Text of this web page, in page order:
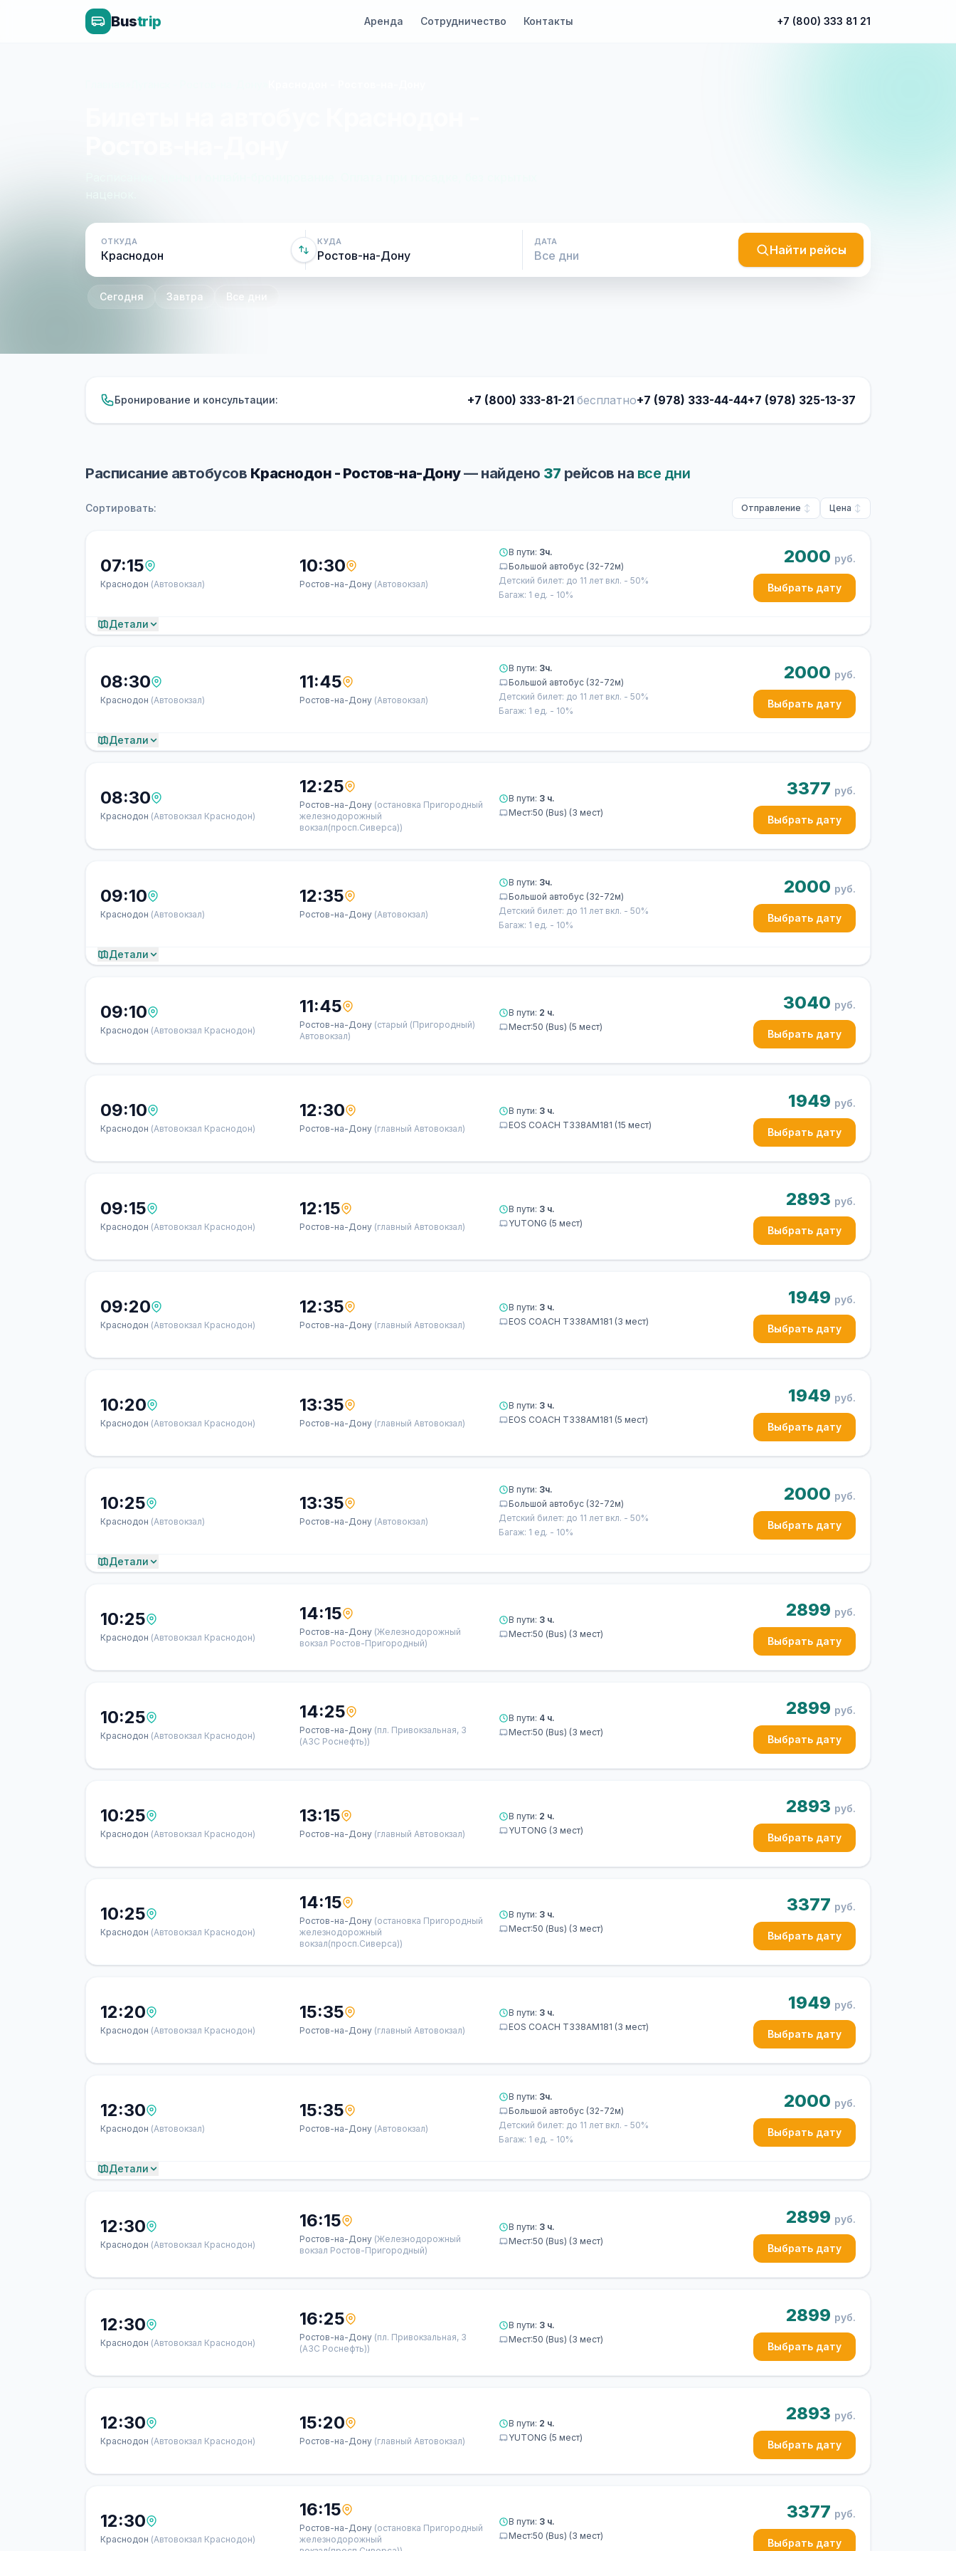
Bustrip Аренда Сотрудничество Контакты +7 (800) 333 81 21
ОТКУДА КУДА ДАТА
Найти рейсы
Сегодня Завтра Все дни
Бронирование и консультации: +7 (800) 333-81-21 бесплатно+7 (978) 333-44-44+7 (978) 325-13-37
Расписание автобусов Краснодон - Ростов-на-Дону— найдено 37 рейсов на все дни
Сортировать: Отправление Цена
07:15
Краснодон (Автовокзал)
10:30
Ростов-на-Дону (Автовокзал)
В пути: 3ч.
Большой автобус (32-72м)
Детский билет: до 11 лет вкл. - 50%
Багаж: 1 ед. - 10%
2000 руб.
Выбрать дату
Детали
08:30
Краснодон (Автовокзал)
11:45
Ростов-на-Дону (Автовокзал)
В пути: 3ч.
Большой автобус (32-72м)
Детский билет: до 11 лет вкл. - 50%
Багаж: 1 ед. - 10%
2000 руб.
Выбрать дату
Детали
08:30
Краснодон (Автовокзал Краснодон)
12:25
Ростов-на-Дону (остановка Пригородный
железнодорожный
вокзал(просп.Сиверса))
В пути: 3 ч.
Мест:50 (Bus) (3 мест)
3377 руб.
Выбрать дату
09:10
Краснодон (Автовокзал)
12:35
Ростов-на-Дону (Автовокзал)
В пути: 3ч.
Большой автобус (32-72м)
Детский билет: до 11 лет вкл. - 50%
Багаж: 1 ед. - 10%
2000 руб.
Выбрать дату
Детали
09:10
Краснодон (Автовокзал Краснодон)
11:45
Ростов-на-Дону (старый (Пригородный)
Автовокзал)
В пути: 2 ч.
Мест:50 (Bus) (5 мест)
3040 руб.
Выбрать дату
09:10
Краснодон (Автовокзал Краснодон)
12:30
Ростов-на-Дону (главный Автовокзал)
В пути: 3 ч.
ЕОS СОАСН Т338АМ181 (15 мест)
1949 руб.
Выбрать дату
09:15
Краснодон (Автовокзал Краснодон)
12:15
Ростов-на-Дону (главный Автовокзал)
В пути: 3 ч.
YUTONG (5 мест)
2893 руб.
Выбрать дату
09:20
Краснодон (Автовокзал Краснодон)
12:35
Ростов-на-Дону (главный Автовокзал)
В пути: 3 ч.
ЕОS СОАСН Т338АМ181 (3 мест)
1949 руб.
Выбрать дату
10:20
Краснодон (Автовокзал Краснодон)
13:35
Ростов-на-Дону (главный Автовокзал)
В пути: 3 ч.
ЕОS СОАСН Т338АМ181 (5 мест)
1949 руб.
Выбрать дату
10:25
Краснодон (Автовокзал)
13:35
Ростов-на-Дону (Автовокзал)
В пути: 3ч.
Большой автобус (32-72м)
Детский билет: до 11 лет вкл. - 50%
Багаж: 1 ед. - 10%
2000 руб.
Выбрать дату
Детали
10:25
Краснодон (Автовокзал Краснодон)
14:15
Ростов-на-Дону (Железнодорожный
вокзал Ростов-Пригородный)
В пути: 3 ч.
Мест:50 (Bus) (3 мест)
2899 руб.
Выбрать дату
10:25
Краснодон (Автовокзал Краснодон)
14:25
Ростов-на-Дону (пл. Привокзальная, 3
(АЗС Роснефть))
В пути: 4 ч.
Мест:50 (Bus) (3 мест)
2899 руб.
Выбрать дату
10:25
Краснодон (Автовокзал Краснодон)
13:15
Ростов-на-Дону (главный Автовокзал)
В пути: 2 ч.
YUTONG (3 мест)
2893 руб.
Выбрать дату
10:25
Краснодон (Автовокзал Краснодон)
14:15
Ростов-на-Дону (остановка Пригородный
железнодорожный
вокзал(просп.Сиверса))
В пути: 3 ч.
Мест:50 (Bus) (3 мест)
3377 руб.
Выбрать дату
12:20
Краснодон (Автовокзал Краснодон)
15:35
Ростов-на-Дону (главный Автовокзал)
В пути: 3 ч.
ЕОS СОАСН Т338АМ181 (3 мест)
1949 руб.
Выбрать дату
12:30
Краснодон (Автовокзал)
15:35
Ростов-на-Дону (Автовокзал)
В пути: 3ч.
Большой автобус (32-72м)
Детский билет: до 11 лет вкл. - 50%
Багаж: 1 ед. - 10%
2000 руб.
Выбрать дату
Детали
12:30
Краснодон (Автовокзал Краснодон)
16:15
Ростов-на-Дону (Железнодорожный
вокзал Ростов-Пригородный)
В пути: 3 ч.
Мест:50 (Bus) (3 мест)
2899 руб.
Выбрать дату
12:30
Краснодон (Автовокзал Краснодон)
16:25
Ростов-на-Дону (пл. Привокзальная, 3
(АЗС Роснефть))
В пути: 3 ч.
Мест:50 (Bus) (3 мест)
2899 руб.
Выбрать дату
12:30
Краснодон (Автовокзал Краснодон)
15:20
Ростов-на-Дону (главный Автовокзал)
В пути: 2 ч.
YUTONG (5 мест)
2893 руб.
Выбрать дату
12:30
Краснодон (Автовокзал Краснодон)
16:15
Ростов-на-Дону (остановка Пригородный
железнодорожный
В пути: 3 ч.
Мест:50 (Bus) (3 мест)
3377 руб.
Выбрать дату